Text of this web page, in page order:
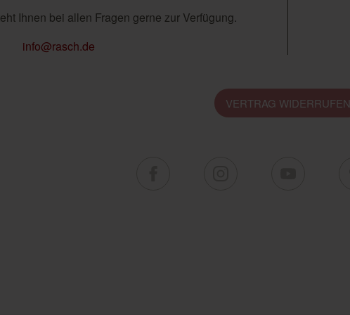
Ihnen bei allen Fragen gerne zur Verfügung.
info@rasch.de
VERTRAG WIDERRUFEN